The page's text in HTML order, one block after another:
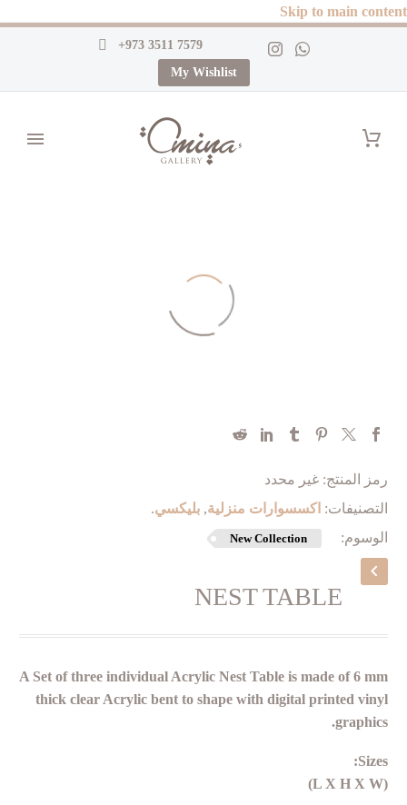
Skip to main content
+973 3511 7579
My Wishlist
رمز المنتج: غير محدد
التصنيفات: اكسسوارات منزلية, بليكسي.
الوسوم:
New Collection
NEST TABLE
A Set of three individual Acrylic Nest Table is made of 6 mm
thick clear Acrylic bent to shape with digital printed vinyl
graphics.
Sizes:
(L X H X W)